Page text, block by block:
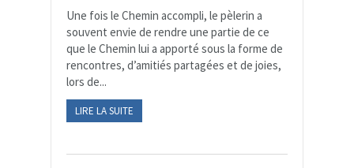
Une fois le Chemin accompli, le pèlerin a
souvent envie de rendre une partie de ce
que le Chemin lui a apporté sous la forme de
rencontres, d’amitiés partagées et de joies,
lors de...
LIRE LA SUITE